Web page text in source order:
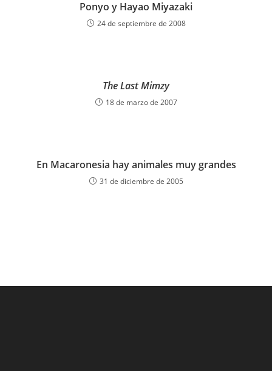
Ponyo y Hayao Miyazaki
24 de septiembre de 2008
The Last Mimzy
18 de marzo de 2007
En Macaronesia hay animales muy grandes
31 de diciembre de 2005